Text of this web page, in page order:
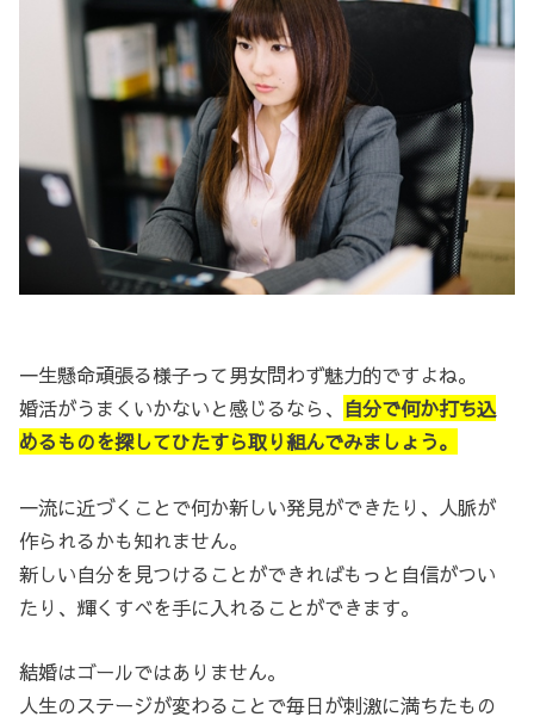
一生懸命頑張る様子って男女問わず魅力的ですよね。
婚活がうまくいかないと感じるなら、 自分で何か打ち込
めるものを探してひたすら取り組んでみましょう。
一流に近づくことで何か新しい発見ができたり、人脈が
作られるかも知れません。
新しい自分を見つけることができればもっと自信がつい
たり、輝くすべを手に入れることができます。
結婚はゴールではありません。
人生のステージが変わることで毎日が刺激に満ちたもの